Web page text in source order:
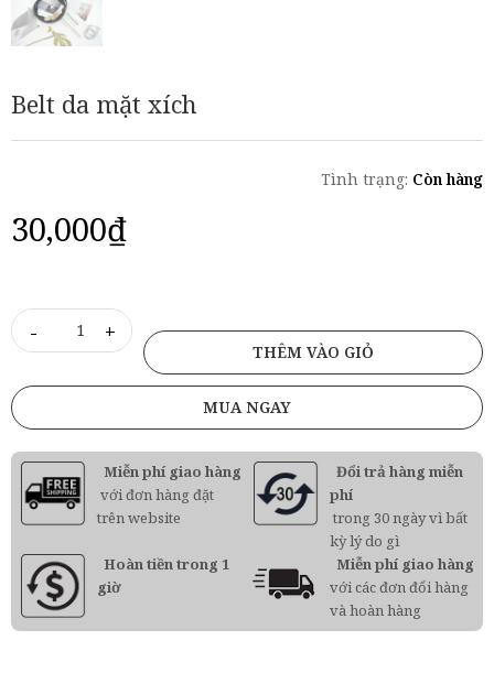
Belt da mặt xích
Tình trạng: Còn hàng
30,000₫
+
-
THÊM VÀO GIỎ
MUA NGAY
Miễn phí giao hàng
với đơn hàng đặt
trên website
Đổi trả hàng miễn
phí
trong 30 ngày vì bất
kỳ lý do gì
Hoàn tiền trong 1
giờ
Miễn phí giao hàng
với các đơn đổi hàng
và hoàn hàng